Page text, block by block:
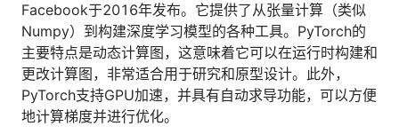
人才数字化
人才培养 | 智能教具 | 智能实训 | 课程共创
财务
智能票据 | 自动报税 | 自动存单 | 智能审计
Facebook于2016年发布。它提供了从张量计算（类似
Numpy）到构建深度学习模型的各种工具。PyTorch的
主要特点是动态计算图，这意味着它可以在运行时构建和
更改计算图，非常适合用于研究和原型设计。此外，
PyTorch支持GPU加速，并具有自动求导功能，可以方便
地计算梯度并进行优化。